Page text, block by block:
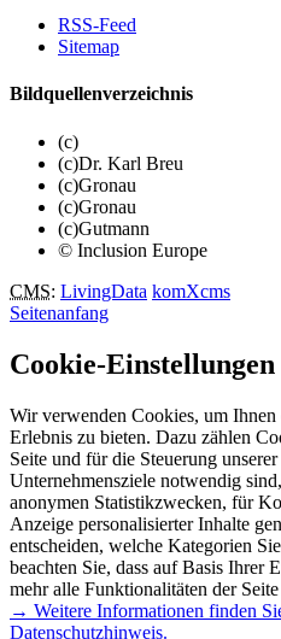
RSS-Feed
Sitemap
Bildquellenverzeichnis
(c)
(c)Dr. Karl Breu
(c)Gronau
(c)Gronau
(c)Gutmann
© Inclusion Europe
CMS: LivingData komXcms
Seitenanfang
Cookie-Einstellungen
Wir verwenden Cookies, um Ihnen
Erlebnis zu bieten. Dazu zählen
Seite und für die Steuerung
Unternehmensziele notwendig
anonymen Statistikzwecken, für
Anzeige personalisierter Inhalte
entscheiden, welche Kategorien
beachten Sie, dass auf Basis Ihrer
mehr alle Funktionalitäten der
→ Weitere Informationen finden
Datenschutzhinweis.